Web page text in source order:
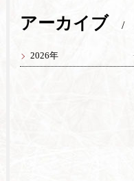
アーカイブ
2026年